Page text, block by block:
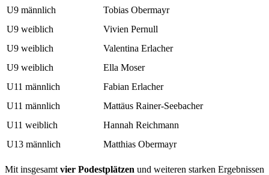
U9 männlich
Tobias Obermayr
U9 weiblich
Vivien Pernull
U9 weiblich
Valentina Erlacher
U9 weiblich
Ella Moser
U11 männlich
Fabian Erlacher
U11 männlich
Mattäus Rainer-Seebacher
U11 weiblich
Hannah Reichmann
U13 männlich
Matthias Obermayr
Mit insgesamt vier Podestplätzen und weiteren starken Ergebnissen